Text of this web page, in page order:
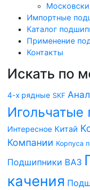
Импортные
Каталог
Применение
Контакты
Искать по
4-х рядные SKF
Интересное Китай
Компании Корпуса
Подшипники ВАЗ
качения